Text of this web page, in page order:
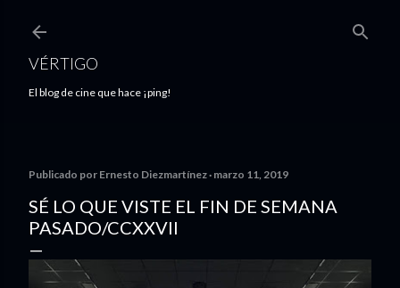
VÉRTIGO
El blog de cine que hace ¡ping!
Publicado por Ernesto Diezmartínez marzo 11, 2019
SÉ LO QUE VISTE EL FIN DE SEMANA
PASADO/CCXXVII